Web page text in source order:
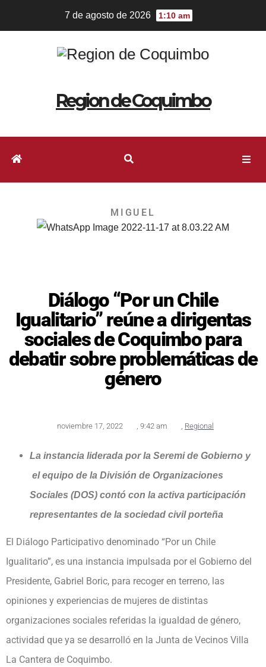
7 de agosto de 2026 1:10 am
Region de Coquimbo
MIGUEL
Diálogo “Por un Chile
Igualitario” reúne a dirigentas
sociales de Coquimbo para
debatir sobre problemáticas de
género
noviembre 17, 2022 9:42 am Regional
La instancia liderada por la Seremi de Gobierno y
el equipo de la División de Organizaciones
Sociales (DOS) contó con la activa participación
representantes de la sociedad civil porteña
El Diálogo Participativo denominado “Por un Chile
Igualitario”, es una instancia impulsada por el Gobierno del
Presidente, Gabriel Boric, para recoger en terreno, las
opiniones y experiencias de mujeres de distintas
organizaciones sociales referidas la igualdad de género,
actividad que ya se desarrolló en la Junta de Vecinos Villa
La Cantera de Coquimbo.